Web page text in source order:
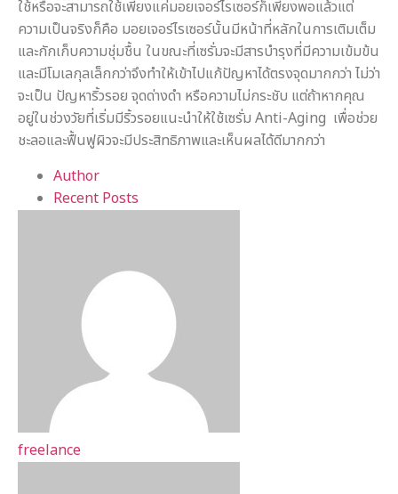
ใช้หรือจะสามารถใช้เพียงแค่มอยเจอร์ไรเซอร์ก็เพียงพอแล้วแต่
ความเป็นจริงก็คือ มอยเจอร์ไรเซอร์นั้นมีหน้าที่หลักในการเติมเต็ม
และกักเก็บความชุ่มชื้น ในขณะที่เซรั่มจะมีสารบำรุงที่มีความเข้มข้น
และมีโมเลกุลเล็กกว่าจึงทำให้เข้าไปแก้ปัญหาได้ตรงจุดมากกว่า ไม่ว่า
จะเป็น ปัญหาริ้วรอย จุดด่างดำ หรือความไม่กระชับ แต่ถ้าหากคุณ
อยู่ในช่วงวัยที่เริ่มมีริ้วรอยแนะนำให้ใช้เซรั่ม Anti-Aging เพื่อช่วย
ชะลอและฟื้นฟูผิวจะมีประสิทธิภาพและเห็นผลได้ดีมากกว่า
Author
Recent Posts
freelance